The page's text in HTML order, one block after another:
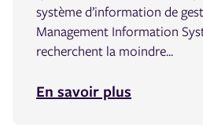
système d’information de
Management Information
recherchent la moindre...
En savoir plus